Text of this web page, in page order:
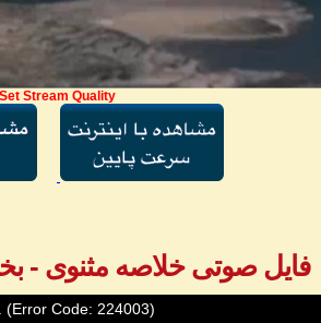
Set Stream Quality
فایل صوتی خلاصه مثنوی - بخش ۲ -
(Error Code: 224003)